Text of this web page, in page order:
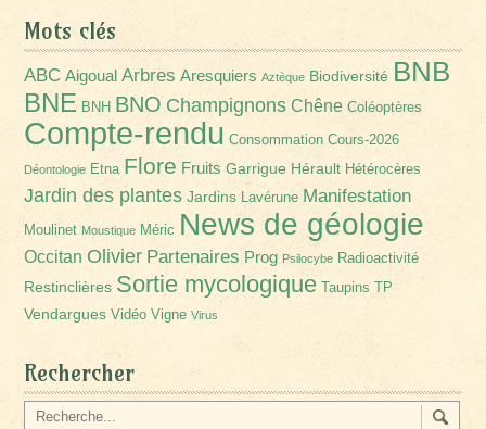
Mots clés
ABC Aigoual Arbres Aresquiers Aztèque Biodiversité BNB
BNE BNH BNO Champignons Chêne Coléoptères
Compte-rendu Consommation Cours-2026
Déontologie Etna Flore Fruits Garrigue Hérault Hétérocères
Jardin des plantes Jardins Lavérune Manifestation
Moulinet Moustique Méric News de géologie
Occitan Olivier Partenaires Prog Psilocybe Radioactivité
Restinclières Sortie mycologique Taupins TP
Vendargues Vidéo Vigne Virus
Rechercher